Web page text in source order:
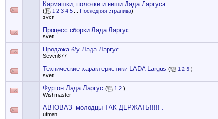
Кармашки, полочки и ниши Лада Ларгуса
( 1 2 3 4 5 Последняя страница)
svett
Процесс сборки Лада Ларгус
svett
Продажа б/у Лада Ларгус
Seven677
Технические характеристики LADA Largus ( 1 2 3 )
svett
Фургон Лада Ларгус ( 1 2 )
Wishmaster
АВТОВАЗ, молодцы ТАК ДЕРЖАТЬ!!!!! .
ufman